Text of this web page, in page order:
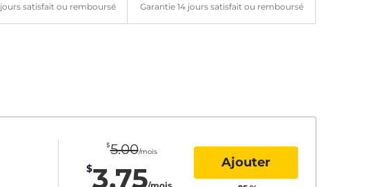
satisfait ou remboursé Garantie 14 jours satisfait ou remboursé
$5.00/mois
$3.75 Ajouter